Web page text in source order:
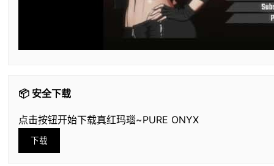
📦 安全下载
点击按钮开始下载真红玛瑙~PURE ONYX
下载